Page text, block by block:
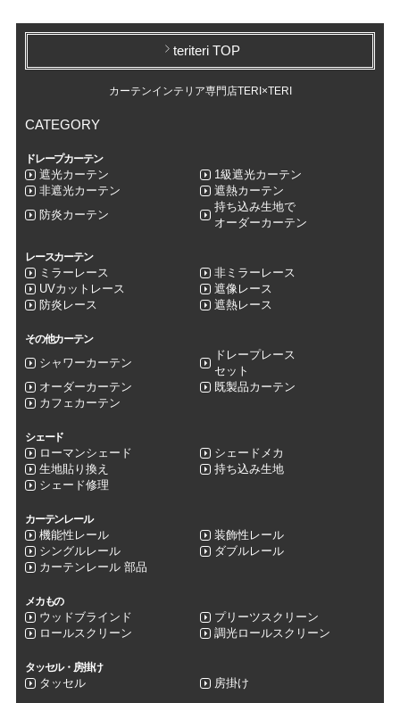
teriteri TOP
カーテンインテリア専門店TERI×TERI
CATEGORY
ドレープカーテン
遮光カーテン
1級遮光カーテン
非遮光カーテン
遮熱カーテン
防炎カーテン
持ち込み生地で
オーダーカーテン
レースカーテン
ミラーレース
非ミラーレース
UVカットレース
遮像レース
防炎レース
遮熱レース
その他カーテン
シャワーカーテン
ドレープレース
セット
オーダーカーテン
既製品カーテン
カフェカーテン
シェード
ローマンシェード
シェードメカ
生地貼り換え
持ち込み生地
シェード修理
カーテンレール
機能性レール
装飾性レール
シングルレール
ダブルレール
カーテンレール 部品
メカもの
ウッドブラインド
プリーツスクリーン
ロールスクリーン
調光ロールスクリーン
タッセル・房掛け
タッセル 房掛け